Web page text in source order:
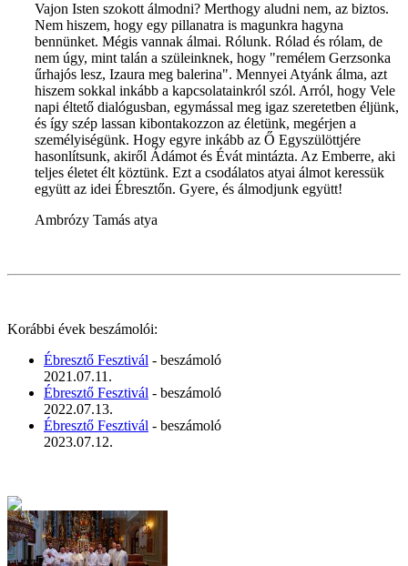
Vajon Isten szokott álmodni? Merthogy aludni nem, az biztos.
Nem hiszem, hogy egy pillanatra is magunkra hagyna
bennünket. Mégis vannak álmai. Rólunk. Rólad és rólam, de
nem úgy, mint talán a szüleinknek, hogy "remélem Gerzsonka
űrhajós lesz, Izaura meg balerina". Mennyei Atyánk álma, azt
hiszem sokkal inkább a kapcsolatainkról szól. Arról, hogy Vele
napi éltető dialógusban, egymással meg igaz szeretetben éljünk,
és így szép lassan kibontakozzon az életünk, megérjen a
személyiségünk. Hogy egyre inkább az Ő Egyszülöttjére
hasonlítsunk, akiről Ádámot és Évát mintázta. Az Emberre, aki
teljes életet élt köztünk. Ezt a csodálatos atyai álmot keressük
együtt az idei Ébresztőn. Gyere, és álmodjunk együtt!
Ambrózy Tamás atya
Korábbi évek beszámolói:
Ébresztő Fesztivál - beszámoló
2021.07.11.
Ébresztő Fesztivál - beszámoló
2022.07.13.
Ébresztő Fesztivál - beszámoló
2023.07.12.